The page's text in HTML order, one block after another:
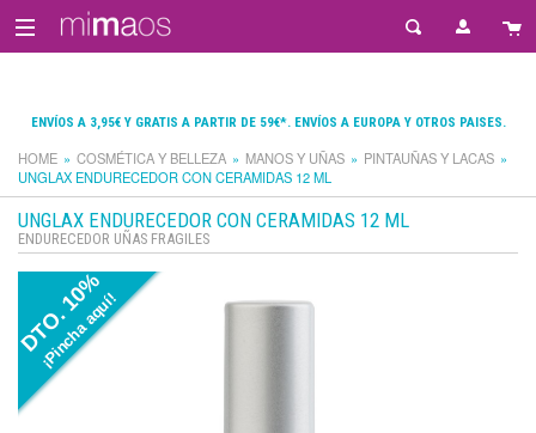
ENVÍOS A 3,95€ Y GRATIS A PARTIR DE 59€*. ENVÍOS A EUROPA Y OTROS PAISES.
HOME COSMÉTICA Y BELLEZA MANOS Y UÑAS
PINTAUÑAS Y LACAS
UNGLAX ENDURECEDOR CON CERAMIDAS 12 ML
UNGLAX ENDURECEDOR CON CERAMIDAS 12 ML
ENDURECEDOR UÑAS FRAGILES
DTO. 10%
¡Pincha aquí!